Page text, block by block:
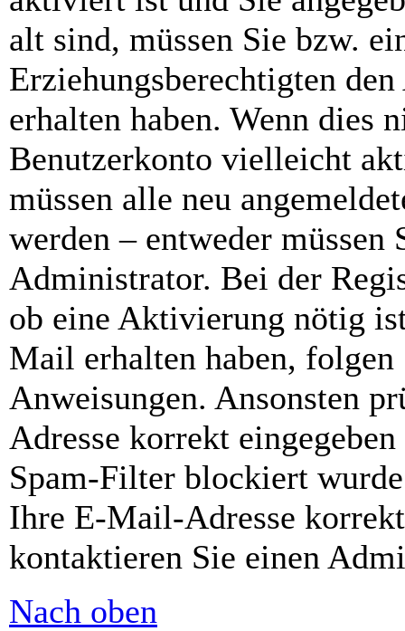
alt sind, müssen Sie bzw.
Erziehungsberechtigten
erhalten haben. Wenn dies
Benutzerkonto vielleicht
müssen alle neu
werden – entweder müssen
Administrator. Bei der
ob eine Aktivierung nötig
Mail erhalten haben, folgen
Anweisungen. Ansonsten
Adresse korrekt
Spam-Filter blockiert
Ihre E-Mail-Adresse
kontaktieren Sie einen
Nach oben